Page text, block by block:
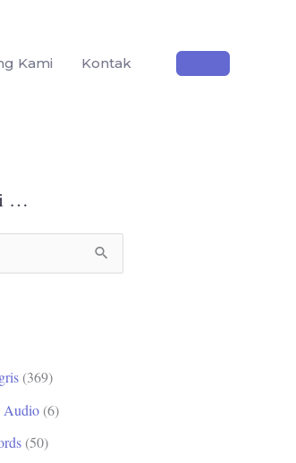
Kami Kontak
…
(369)
Audio (6)
(50)